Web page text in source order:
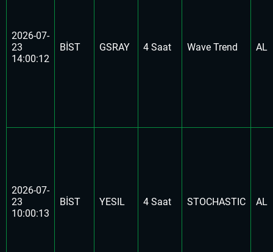
2026-07-
23
14:00:12
BİST GSRAY 4 Saat Wave Trend AL
2026-07-
23
10:00:13
BİST YESIL 4 Saat STOCHASTIC AL